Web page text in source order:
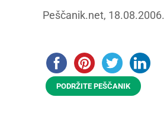
Peščanik.net, 18.08.2006.
PODRŽITE PEŠČANIK